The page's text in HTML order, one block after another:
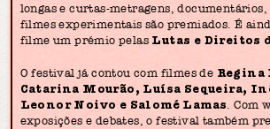
longas e curtas-metragens, documentários,
filmes experimentais são premiados. É
filme um prémio pelas Lutas e Direitos
O festival já contou com filmes de Regina
Catarina Mourão, Luísa Sequeira,
Leonor Noivo e Salomé Lamas. Com
exposições e debates, o festival também